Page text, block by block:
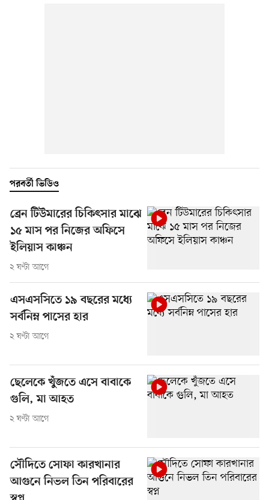
পরবর্তী ভিডিও
ব্রেন টিউমারের চিকিৎসার মাঝে
১৫ মাস পর নিজের অফিসে
ইলিয়াস কাঞ্চন
২ ঘণ্টা আগে
এসএসসিতে ১৯ বছরের মধ্যে
সর্বনিম্ন পাসের হার
২ ঘণ্টা আগে
ছেলেকে খুঁজতে এসে বাবাকে
গুলি, মা আহত
২ ঘণ্টা আগে
সৌদিতে সোফা কারখানার
আগুনে নিভল তিন পরিবারের